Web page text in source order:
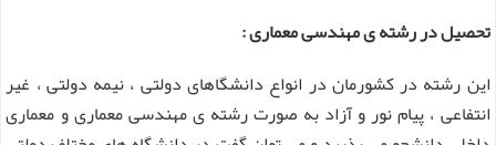
تحصیل در رشته ی مهندسی معماری :
این رشته در کشورمان در انواع دانشگاهای دولتی ، نیمه دولتی ، غیر
انتفاعی ، پیام نور و آزاد به صورت رشته ی مهندسی معماری و معماری